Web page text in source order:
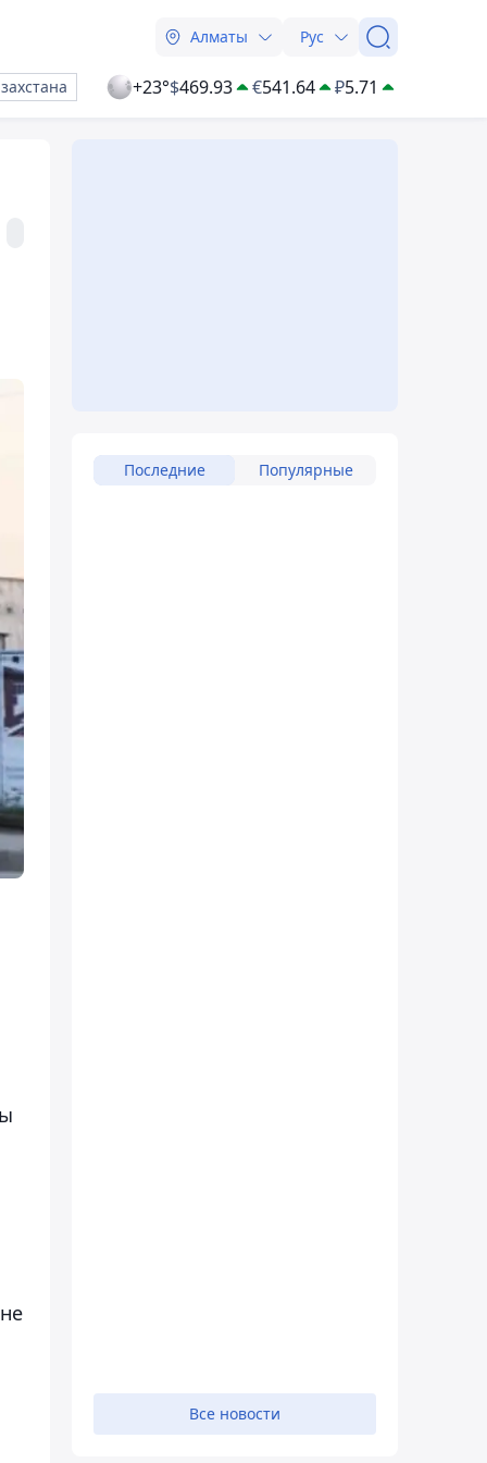
Алматы Рус
+23°$469.93 €541.64 ₽5.71
Последние Популярные
Все новости